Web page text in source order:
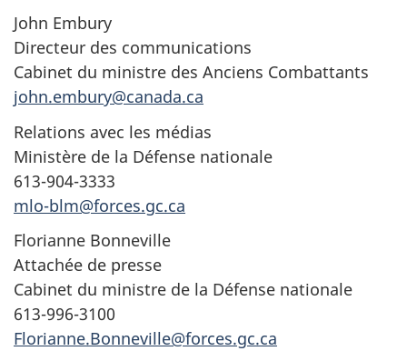
John Embury
Directeur des communications
Cabinet du ministre des Anciens Combattants
john.embury@canada.ca
Relations avec les médias
Ministère de la Défense nationale
613-904-3333
mlo-blm@forces.gc.ca
Florianne Bonneville
Attachée de presse
Cabinet du ministre de la Défense nationale
613-996-3100
Florianne.Bonneville@forces.gc.ca